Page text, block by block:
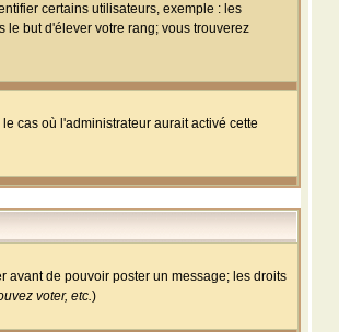
certains utilisateurs, exemple : les
le but d'élever votre rang; vous trouverez
cas où l'administrateur aurait activé cette
avant de pouvoir poster un message; les droits
voter, etc.)